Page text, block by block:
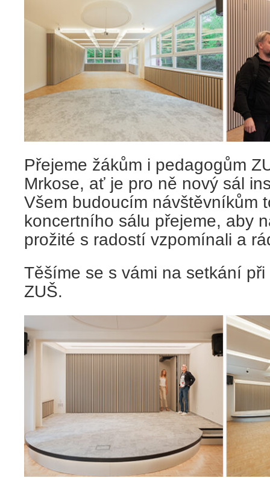
Přejeme žákům i pedagogům
Mrkose, ať je pro ně nový sál
Všem budoucím návštěvníkům
koncertního sálu přejeme, aby
prožité s radostí vzpomínali a
Těšíme se s vámi na setkání
ZUŠ.